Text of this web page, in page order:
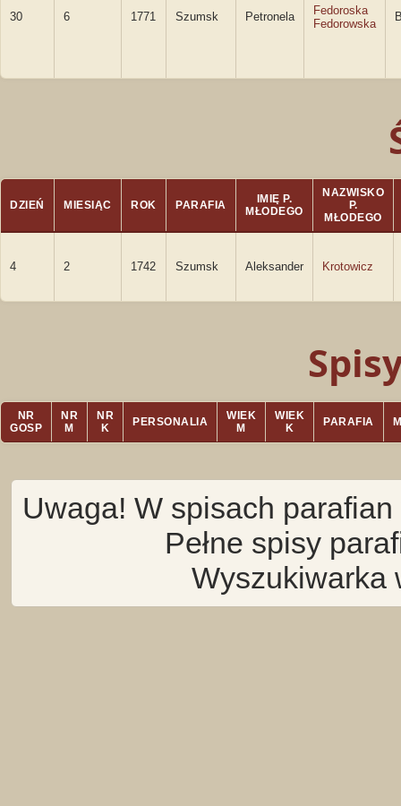
30 6 1771 Szumsk Petronela
Fedoroska
Fedorowska
DZIEŃ MIESIĄC ROK PARAFIA
IMIĘ P.
MŁODEGO
NAZWISKO
P.
MŁODEGO
4 2 1742 Szumsk Aleksander Krotowicz
NR
GOSP
NR
M
NR
K
PERSONALIA
WIEK
M
WIEK
K
PARAFIA
Uwaga! W spisach
Pełne spisy
Wyszukiwarka